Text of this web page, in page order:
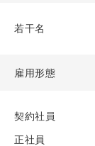
若干名
雇用形態
契約社員
正社員